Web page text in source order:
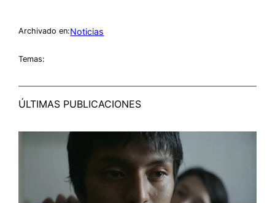
Archivado en:Noticias
Temas:
ÚLTIMAS PUBLICACIONES